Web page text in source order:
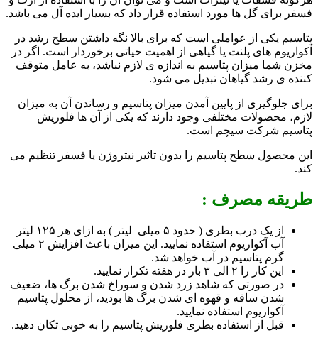
فسفر برای گل ها مورد استفاده قرار داد که بسیار ایده آل می باشد.
پتاسیم یکی از عواملی است که برای بالا نگه داشتن سطح رشد در
آکواریوم های پلنت یا گیاهی از اهمیت حیاتی برخوردار است. اگر در
مخزن شما میزان پتاسیم به اندازه ی لازم نباشد، به عامل متوقف
کننده ی رشد گیاهان تبدیل می شود.
برای جلوگیری از پایین آمدن میزان پتاسیم و رساندن آن به میزان
لازم، محصولات مختلفی وجود دارند که یکی از آن ها فلوریش
پتاسیم شرکت سیچم است.
این محصول سطح پتاسیم را بدون تاثیر نیتروژن یا فسفر تنظیم می
کند.
طریقه مصرف :
از یک درب بطری ( حدود ۵ میلی لیتر ) به ازای هر ۱۲۵ لیتر
آب آکواریوم استفاده نمایید. این میزان
باعث افزایش ۲ میلی
گرم پتاسیم در آب خواهد شد.
این کار را ۲ الی ۳ بار در هفته تکرار نمایید.
در صورتی که شاهد زرد شدن و سوراخ شدن برگ ها، ضعیف
شدن ساقه و قهوه ای شدن برگ ها بودید، از محلول پتاسیم
آکواریوم استفاده نمایید.
قبل از استفاده بطری فلوریش پتاسیم را به خوبی تکان دهید.